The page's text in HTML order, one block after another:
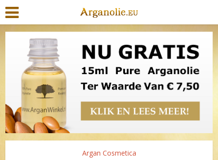
Argan Cosmetica